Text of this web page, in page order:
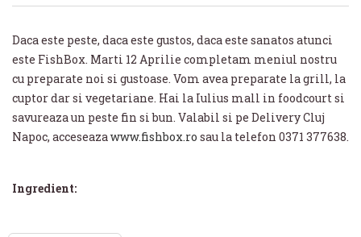
Daca este peste, daca este gustos, daca este sanatos atunci
este FishBox. Marti 12 Aprilie completam meniul nostru
cu preparate noi si gustoase. Vom avea preparate la grill, la
cuptor dar si vegetariane. Hai la Iulius mall in foodcourt si
savureaza un peste fin si bun. Valabil si pe Delivery Cluj
Napoc, acceseazawww.fishbox.ro sau la telefon 0371 377638.
Ingredient: